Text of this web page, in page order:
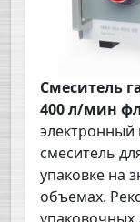
Смеситель
400 л/мин
смеситель
упаковке на
объемах.